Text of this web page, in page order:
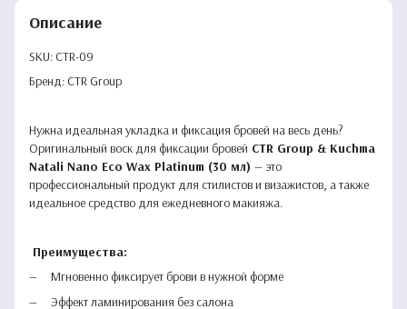
Описание
SKU: CTR-09
Бренд: CTR Group
Нужна идеальная укладка и фиксация бровей на весь день?
Оригинальный воск для фиксации бровей CTR Group & Kuchma
Natali Nano Eco Wax Platinum (30 мл) — это
профессиональный продукт для стилистов и визажистов, а также
идеальное средство для ежедневного макияжа.
Преимущества:
Мгновенно фиксирует брови в нужной форме
Эффект ламинирования без салона